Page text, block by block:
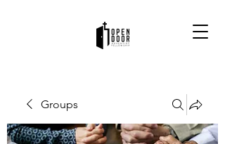
Groups